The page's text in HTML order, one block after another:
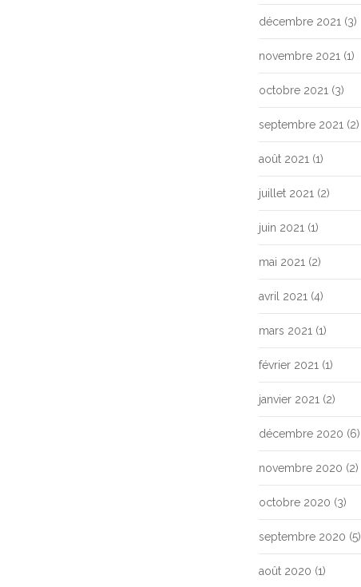
décembre 2021 (3)
novembre 2021 (1)
octobre 2021 (3)
septembre 2021 (2)
août 2021 (1)
juillet 2021 (2)
juin 2021 (1)
mai 2021 (2)
avril 2021 (4)
mars 2021 (1)
février 2021 (1)
janvier 2021 (2)
décembre 2020 (6)
novembre 2020 (2)
octobre 2020 (3)
septembre 2020 (5)
août 2020 (1)